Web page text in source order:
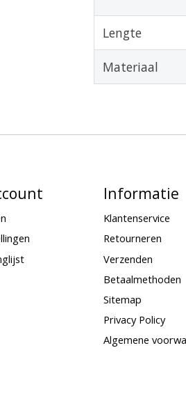
Lengte
Materiaal
Informatie
Klantenservice
Retourneren
Verzenden
Betaalmethoden
Sitemap
Privacy Policy
Algemene